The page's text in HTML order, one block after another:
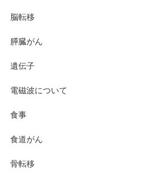
脳転移
膵臓がん
遺伝子
電磁波について
食事
食道がん
骨転移